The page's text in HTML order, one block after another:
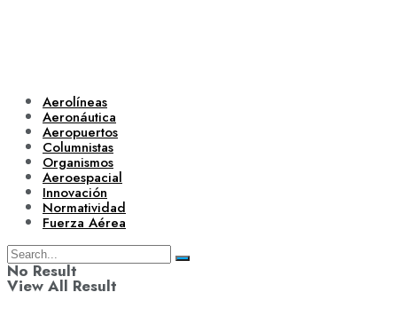
Aerolíneas
Aeronáutica
Aeropuertos
Columnistas
Organismos
Aeroespacial
Innovación
Normatividad
Fuerza Aérea
No Result
View All Result